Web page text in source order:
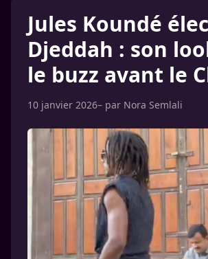
Jules Koundé
Djeddah : son
le buzz avant le
10 janvier 2026– par Nora Semlali